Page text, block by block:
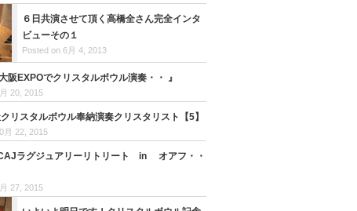
６日共演させて頂く高橋全さん完全インタ
ビューその１
Posted on 6月 4, 2013
阪EXPOでクリスタルボウル演奏・・ 』
20, 2015
リスタルボウル奉納演奏クリスタリスト【5】
月 22, 2015
CAJラグジュアリーリトリート in オアフ・・
27, 2015